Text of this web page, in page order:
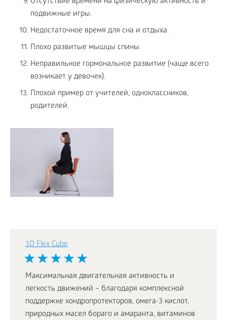
подвижные игры.
Недостаточное время для сна и отдыха.
Плохо развитые мышцы спины.
Неправильное гормональное развитие (чаще всего
возникает у девочек).
Плохой пример от учителей, одноклассников,
родителей.
3D Flex Cube
Максимальная двигательная активность и
легкость движений – благодаря комплексной
поддержке хондропротекторов, омега-3 кислот,
природных масел бораго и амаранта, витаминов